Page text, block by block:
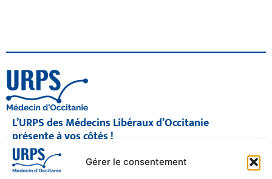
Gérer le consentement
L’URPS des Médecins Libéraux d’Occitanie
présente à vos côtés !
© 2026 URPS médecin d'Occitanie
Siège social : 1300 Avenue Albert Einstein, 34000 Montpellier